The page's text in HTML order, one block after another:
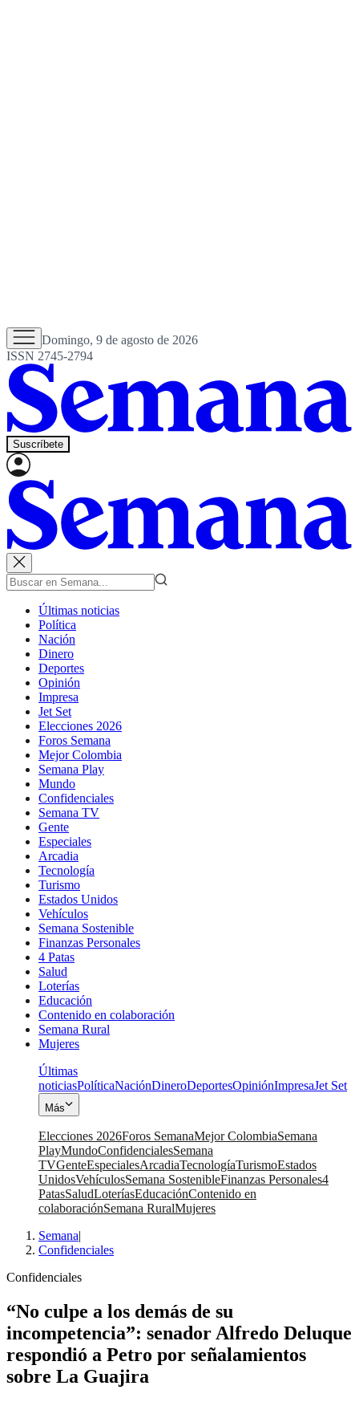
Domingo, 9 de agosto de 2026
ISSN 2745-2794
Suscríbete
Últimas noticias
Política
Nación
Dinero
Deportes
Opinión
Impresa
Jet Set
Elecciones 2026
Foros Semana
Mejor Colombia
Semana Play
Mundo
Confidenciales
Semana TV
Gente
Especiales
Arcadia
Tecnología
Turismo
Estados Unidos
Vehículos
Semana Sostenible
Finanzas Personales
4 Patas
Salud
Loterías
Educación
Contenido en colaboración
Semana Rural
Mujeres
Últimas
noticiasPolíticaNaciónDineroDeportesOpiniónImpresaJet Set
Más
Elecciones 2026Foros SemanaMejor ColombiaSemana
PlayMundoConfidencialesSemana
TVGenteEspecialesArcadiaTecnologíaTurismoEstados
UnidosVehículosSemana SostenibleFinanzas Personales4
PatasSaludLoteríasEducaciónContenido en
colaboraciónSemana RuralMujeres
Semana|
Confidenciales
Confidenciales
“No culpe a los demás de su
incompetencia”: senador Alfredo Deluque
respondió a Petro por señalamientos
sobre La Guajira